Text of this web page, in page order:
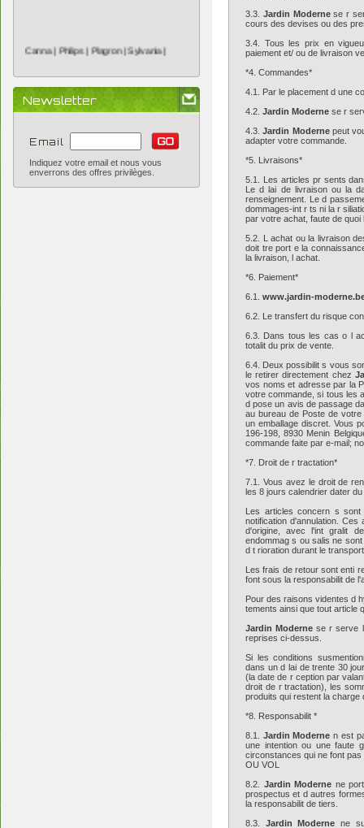
Newsletter
Email
Indiquez votre email et nous vous
enverrons des offres privilèges.
3.3. Jardin Modernese r
cours des devises ou des
3.4. Tous les prix en
paiement et/ ou de livraison
*4. Commandes*
4.1. Par le placement d une
4.2. Jardin Moderne se r
4.3.Jardin Modernepeut
adapter votre commande.
*5. Livraisons*
5.1. Les articles pr sents
Le d lai de livraison ou la
renseignement. Le d
dommages-int r ts ni la r
par votre achat, faute de
5.2. L achat ou la livraison
doit tre port e la
la livraison, l achat.
*6. Paiement*
6.1. www.jardin-
6.2. Le transfert du risque
6.3. Dans tous les cas o l
totalit du prix de vente.
6.4. Deux possibilit s vous
le retirer directement chez
vos noms et adresse par la
votre commande, si tous les
d pose un avis de passage
au bureau de Poste de
un emballage discret. Vous
196-198, 8930 Menin
commande faite par e-mail;
*7. Droit de r tractation*
7.1. Vous avez le droit de
les 8 jours calendrier dater
Les articles concern s
notification d'annulation. Ces
d'origine, avec l'int gralit
endommag s ou salis ne
d t rioration durant le
Les frais de retour sont enti
font sous la responsabilit de
Pour des raisons videntes d
tements ainsi que tout article
Jardin Moderne se r serve
reprises ci-dessus.
Si les conditions
dans un d lai de trente 30
(la date de r ception par
droit de r tractation), les
produits qui restent la charge
*8. Responsabilit *
8.1. Jardin Moderne n est
une intention ou une faute
circonstances qui ne font
OU VOL
8.2. Jardin Moderne ne
prospectus et d autres
la responsabilit de tiers.
8.3. Jardin Moderne ne